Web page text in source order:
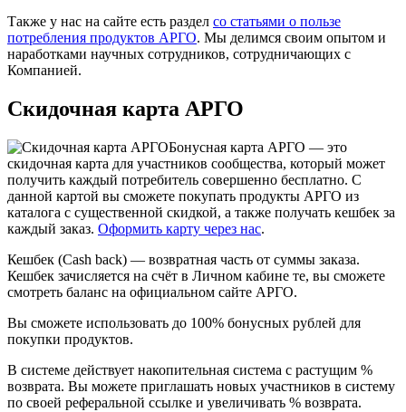
Также у нас на сайте есть раздел со статьями о пользе
потребления продуктов АРГО. Мы делимся своим опытом и
наработками научных сотрудников, сотрудничающих с
Компанией.
Скидочная карта АРГО
Бонусная карта АРГО — это
скидочная карта для участников сообщества, который может
получить каждый потребитель совершенно бесплатно. С
данной картой вы сможете покупать продукты АРГО из
каталога с существенной скидкой, а также получать кешбек за
каждый заказ. Оформить карту через нас.
Кешбек (Cash back) — возвратная часть от суммы заказа.
Кешбек зачисляется на счёт в Личном кабине те, вы сможете
смотреть баланс на официальном сайте АРГО.
Вы сможете использовать до 100% бонусных рублей для
покупки продуктов.
В системе действует накопительная система с растущим %
возврата. Вы можете приглашать новых участников в систему
по своей реферальной ссылке и увеличивать % возврата.